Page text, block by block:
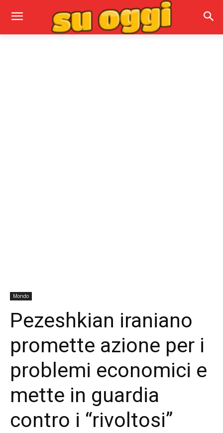
Mondo
Pezeshkian iraniano
promette azione per i
problemi economici e
mette in guardia
contro i “rivoltosi”